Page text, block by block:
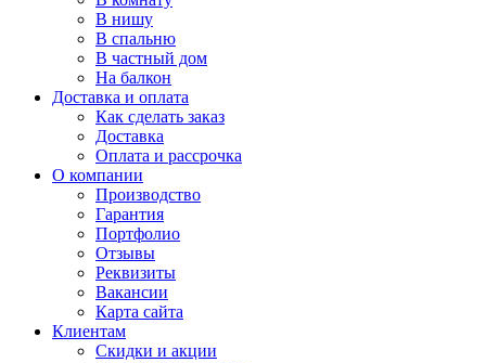
В нишу
В спальню
В частный дом
На балкон
Доставка и оплата
Как сделать заказ
Доставка
Оплата и рассрочка
О компании
Производство
Гарантия
Портфолио
Отзывы
Реквизиты
Вакансии
Карта сайта
Клиентам
Скидки и акции